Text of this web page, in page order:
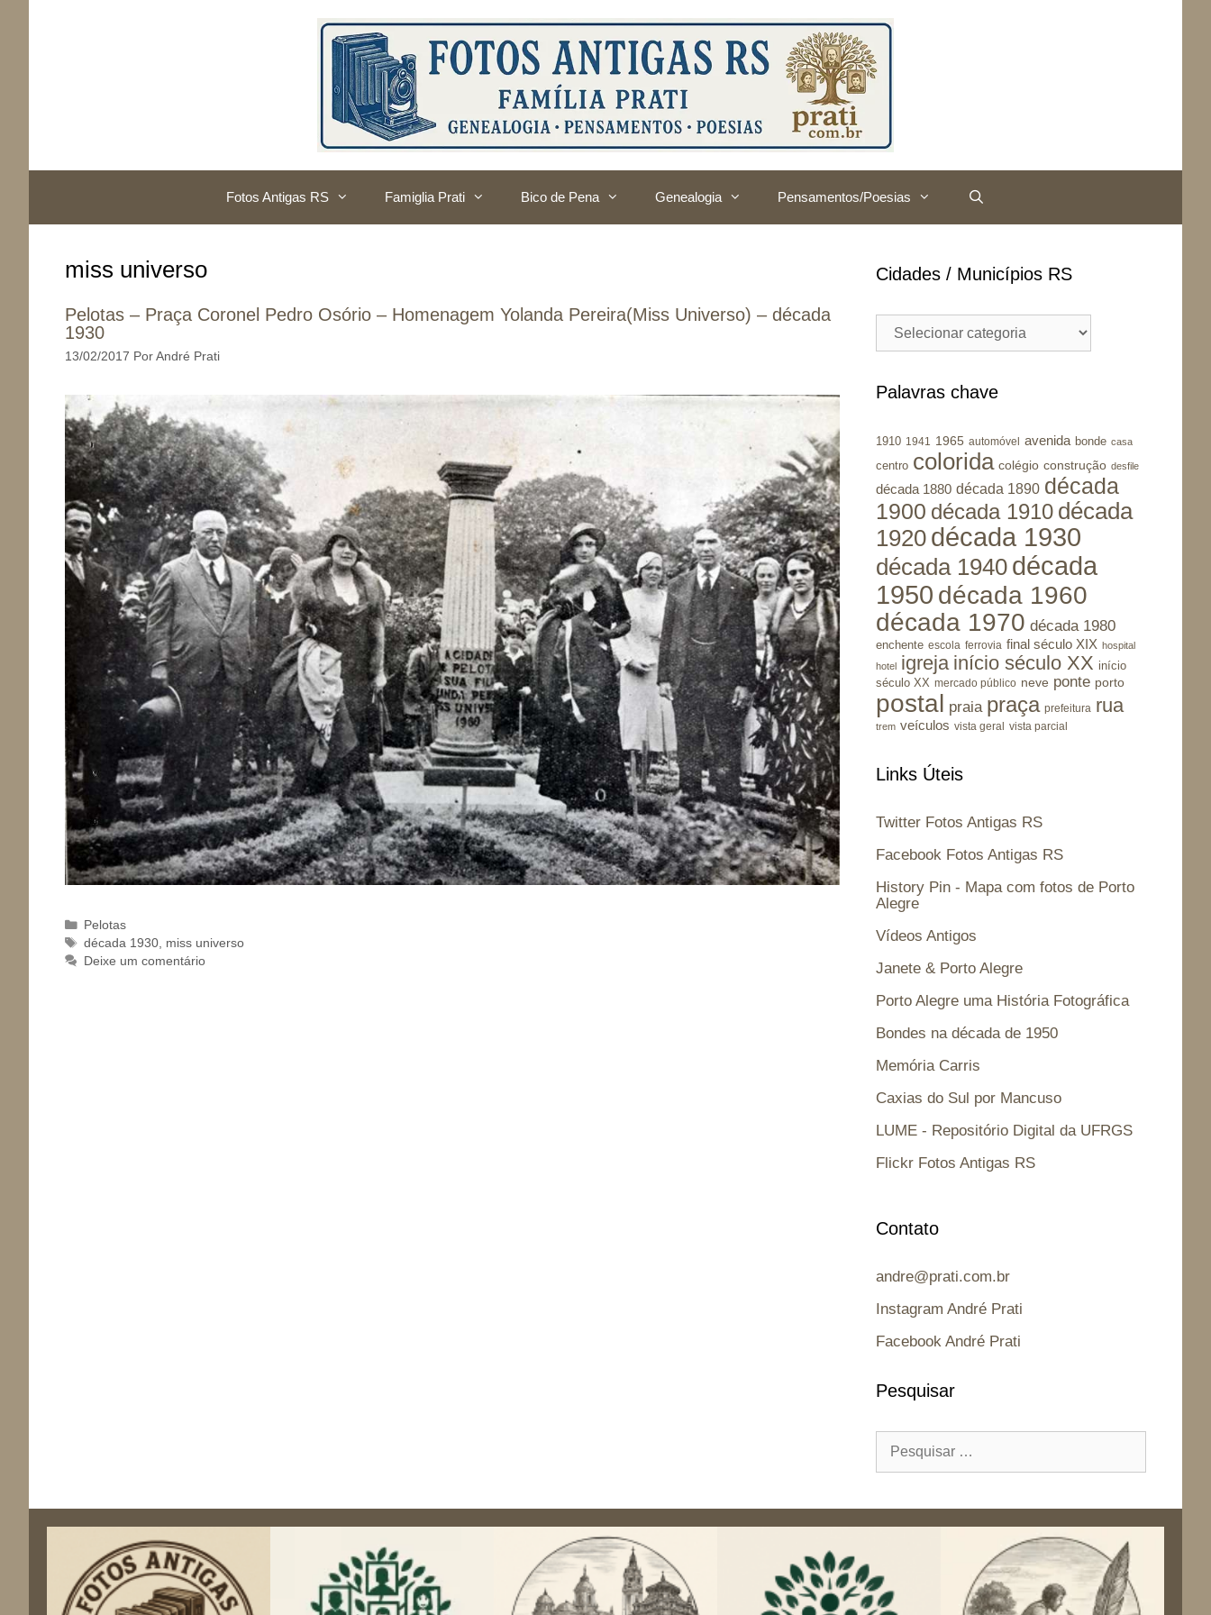
Fotos Antigas RS Famiglia Prati Bico de Pena Genealogia Pensamentos/Poesias
miss universo
Pelotas – Praça Coronel Pedro Osório – Homenagem Yolanda Pereira(Miss Universo) – década
1930
13/02/2017 Por André Prati
Categorias
Pelotas
Tags
década 1930 miss universo
Deixe um comentário
Cidades / Municípios RS
Municípios
Palavras chave
1910 1941 1965 automóvel avenida bonde casa
centro colorida colégio construção desfile
década 1880 década 1890 década
1900 década 1910 década
1920 década 1930
década 1940 década
1950 década 1960
década 1970 década 1980
enchente escola ferrovia final século XIX hospital
hotel
igreja início século XX início
século XX mercado público neve ponte porto
postal praia praça prefeitura rua
trem veículos vista geral vista parcial
Links Úteis
Twitter Fotos Antigas RS
Facebook Fotos Antigas RS
History Pin - Mapa com fotos de Porto
Alegre
Vídeos Antigos
Janete & Porto Alegre
Porto Alegre uma História Fotográfica
Bondes na década de 1950
Memória Carris
Caxias do Sul por Mancuso
LUME - Repositório Digital da UFRGS
Flickr Fotos Antigas RS
Contato
andre@prati.com.br
Instagram André Prati
Facebook André Prati
Pesquisar
por: